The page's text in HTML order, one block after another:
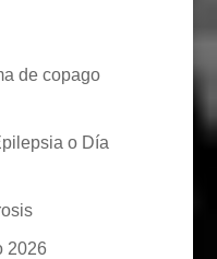
de copago
o Día
2026